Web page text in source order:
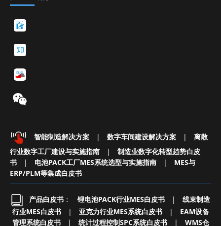
智能制造解决方案 | 数字车间建设解决方案 |
离散
行业数字工厂建设与实施指南
|
制造业数字化转型趋势白皮
书
| 电池PACK工厂MES系统选型与实施指南 |
MES与
ERP/PLM等集成白皮书
产品白皮书 ： 锂电池PACK行业MES白皮书 |
线束制造
行业MES白皮书
| 亚克力行业MES系统白皮书 |
EAM设备
管理系统白皮书
| 统计过程控制SPC系统白皮书 | WMS仓